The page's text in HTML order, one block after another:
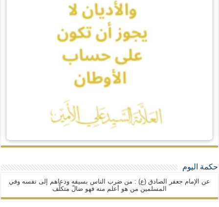
حكمة اليوم
عن الإمام جعفر الصادق (ع) : من ضرب الناس بسيفه ودعاهم إلى نفسه وفي
المسلمين من هو أعلم منه فهو ضالّ متكلّف